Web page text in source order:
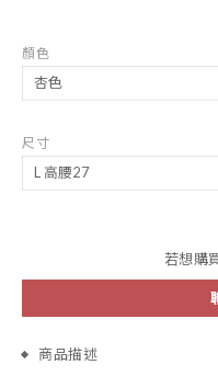
顏色
尺寸
若想購
商品描述